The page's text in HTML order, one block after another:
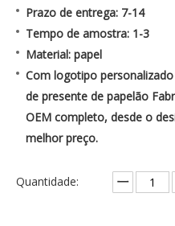
Prazo de entrega: 7-14
Tempo de amostra: 1-3
Material: papel
Com logotipo
de presente de papelão
OEM completo, desde o
melhor preço.
Quantidade: